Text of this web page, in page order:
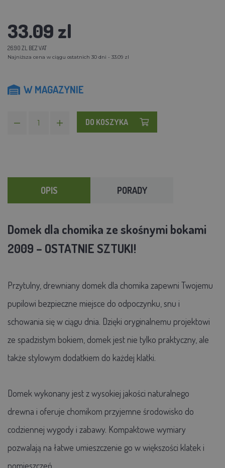
33.09 zl
26.90 ZL BEZ VAT
Najniższa cena w ciągu ostatnich 30 dni - 33.09 zl
W MAGAZYNIE
DO KOSZYKA
OPIS PORADY
Domek dla chomika ze skośnymi bokami
2009 – OSTATNIE SZTUKI!
Przytulny, drewniany domek dla chomika zapewni Twojemu
pupilowi bezpieczne miejsce do odpoczynku, snu i
schowania się w ciągu dnia. Dzięki oryginalnemu projektowi
ze spadzistym bokiem, domek jest nie tylko praktyczny, ale
także stylowym dodatkiem do każdej klatki.
Domek wykonany jest z wysokiej jakości naturalnego
drewna i oferuje chomikom przyjemne środowisko do
codziennej wygody i zabawy. Kompaktowe wymiary
pozwalają na łatwe umieszczenie go w większości klatek i
pomieszczeń.